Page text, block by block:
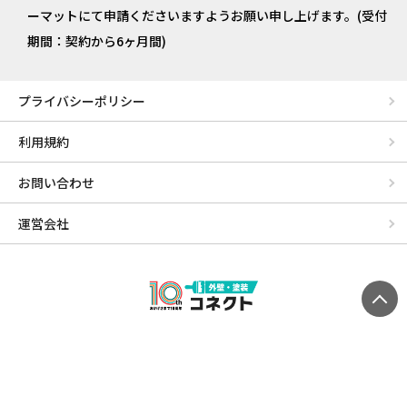
ーマットにて申請くださいますようお願い申し上げます。(受付
期間：契約から6ヶ月間)
プライバシーポリシー
利用規約
お問い合わせ
運営会社